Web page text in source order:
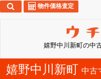
嬉野中川新町の中
物件価格査定
嬉野中川新町 中古